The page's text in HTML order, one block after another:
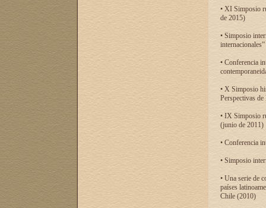
• XI Simposio
de 2015)
• Simposio
• Conferencia
• X Simposio
Perspectivas
• IX Simposio
(junio de 2011)
• Conferencia
• Simposio
• Una serie de
países
Chile (2010)